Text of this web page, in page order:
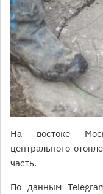
На востоке
центрального
часть.
По данным